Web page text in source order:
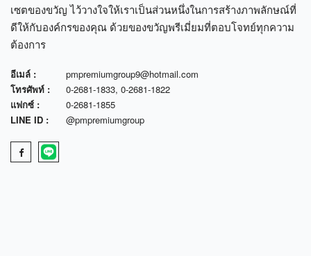
เซตของขวัญ ไว้วางใจให้เราเป็นส่วนหนึ่งในการสร้างภาพลักษณ์ที่
ดีให้กับองค์กรของคุณ ด้วยของขวัญพรีเมี่ยมที่ตอบโจทย์ทุกความ
ต้องการ
อีเมล์ :
pmpremiumgroup9@hotmail.com
โทรศัพท์ :
0-2681-1833, 0-2681-1822
แฟกซ์ :
0-2681-1855
LINE ID :
@pmpremiumgroup